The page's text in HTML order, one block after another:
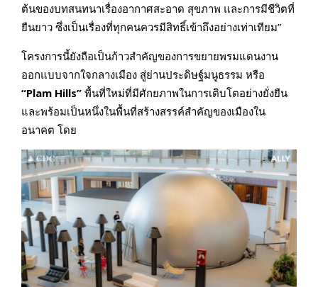
ต้นของบทสนทนาเรื่องอากาศสะอาด สุขภาพ และการมีชีวิตที่
ยืนยาว ซึ่งเป็นเรื่องที่ทุกคนควรมีสิทธิ์เข้าถึงอย่างเท่าเทียม”
โครงการนี้ยังถือเป็นก้าวสำคัญของการขยายพรมแดนงาน
ออกแบบจากใจกลางเมือง สู่ย่านประดิษฐ์มนูธรรม หรือ
“Plam Hills” พื้นที่ใหม่ที่มีศักยภาพในการเติบโตอย่างยั่งยืน
และพร้อมเป็นหนึ่งในพื้นที่สร้างสรรค์สำคัญของเมืองใน
อนาคต โดย